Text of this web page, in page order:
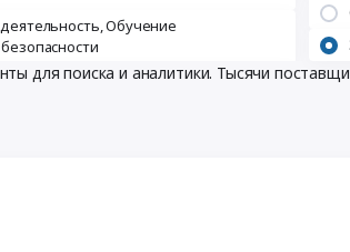
Обучение
для поиска и аналитики. Тысячи